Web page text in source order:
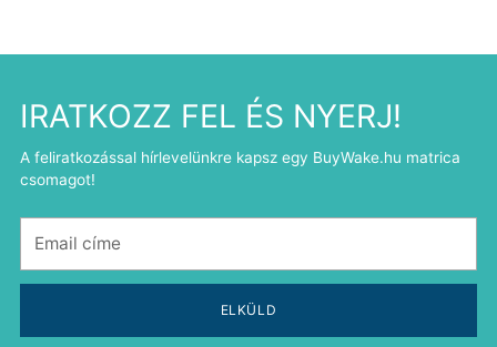
IRATKOZZ FEL ÉS NYERJ!
A feliratkozással hírlevelünkre kapsz egy BuyWake.hu matrica
csomagot!
címe
ELKÜLD